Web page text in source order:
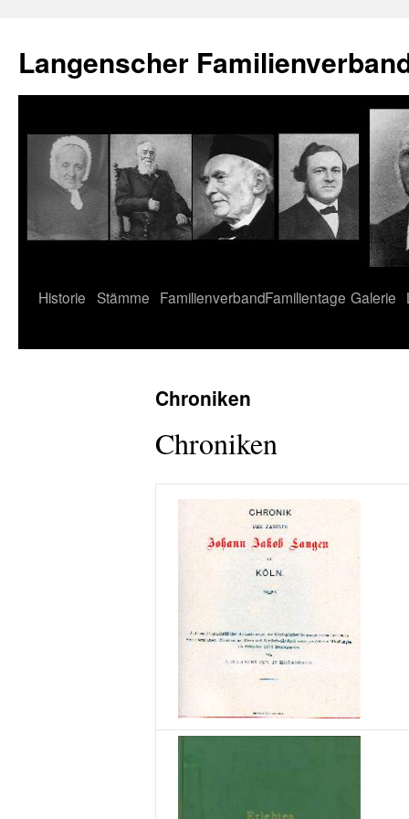
Langenscher
Springe
Historie Stämme FamilienverbandFamilientage Galerie
Chroniken
Chroniken